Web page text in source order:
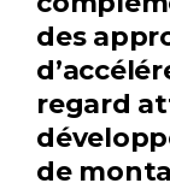
des
regard
de